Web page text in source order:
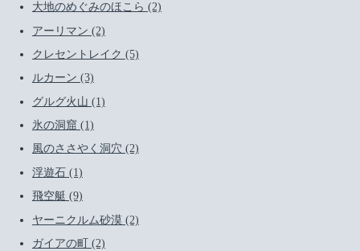
大地のめぐみのほこら (2)
アーリマン (2)
クレセントレイク (5)
ルカーン (3)
グルグ火山 (1)
氷の洞窟 (1)
風のささやく洞穴 (2)
浮遊石 (1)
飛空艇 (9)
ヤーニクルム砂漠 (2)
ガイアの町 (2)